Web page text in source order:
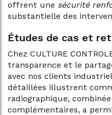
offrent une sécurité
substantielle des
Études de cas et
Chez CULTURE
transparence et le
avec nos clients
détaillées illustrent
radiographique,
complémentaires, a